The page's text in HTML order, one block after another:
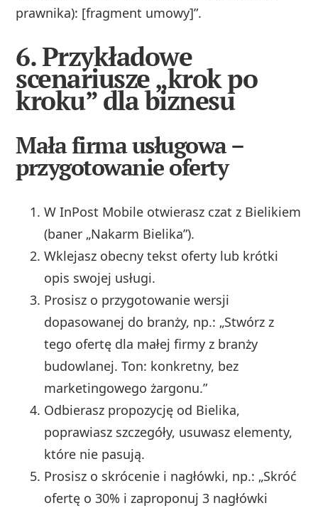
prawnika): [fragment umowy]”.
6. Przykładowe
scenariusze „krok po
kroku” dla biznesu
Mała firma usługowa –
przygotowanie oferty
W InPost Mobile otwierasz czat z Bielikiem
(baner „Nakarm Bielika”).
Wklejasz obecny tekst oferty lub krótki
opis swojej usługi.
Prosisz o przygotowanie wersji
dopasowanej do branży, np.: „Stwórz z
tego ofertę dla małej firmy z branży
budowlanej. Ton: konkretny, bez
marketingowego żargonu.”
Odbierasz propozycję od Bielika,
poprawiasz szczegóły, usuwasz elementy,
które nie pasują.
Prosisz o skrócenie i nagłówki, np.: „Skróć
ofertę o 30% i zaproponuj 3 nagłówki